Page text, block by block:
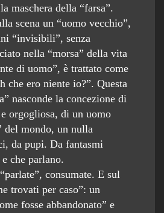
maschera della “farsa”.
scena un “uomo vecchio”,
“invisibili”, senza
nella “morsa” della vita
di uomo”, è trattato come
che ero niente io?”. Questa
nasconde la concezione di
orgogliosa, di un uomo
del mondo, un nulla
da pupi. Da fantasmi
che parlano.
consumate. E sul
trovati per caso”: un
fosse abbandonato” e